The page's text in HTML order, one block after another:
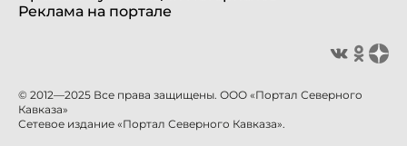
Реклама на портале
© 2012—2025 Все права защищены. ООО «Портал Северного
Кавказа»
Сетевое издание «Портал Северного Кавказа».